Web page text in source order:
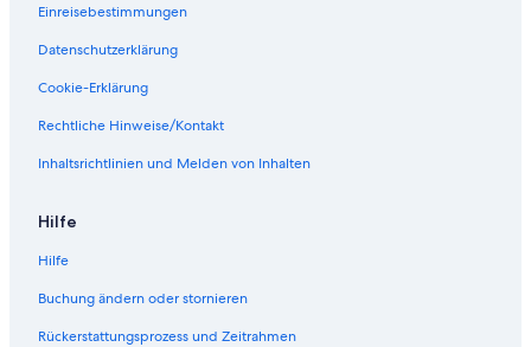
Einreisebestimmungen
Datenschutzerklärung
Cookie-Erklärung
Rechtliche Hinweise/Kontakt
Inhaltsrichtlinien und Melden von Inhalten
Hilfe
Hilfe
Buchung ändern oder stornieren
Rückerstattungsprozess und Zeitrahmen